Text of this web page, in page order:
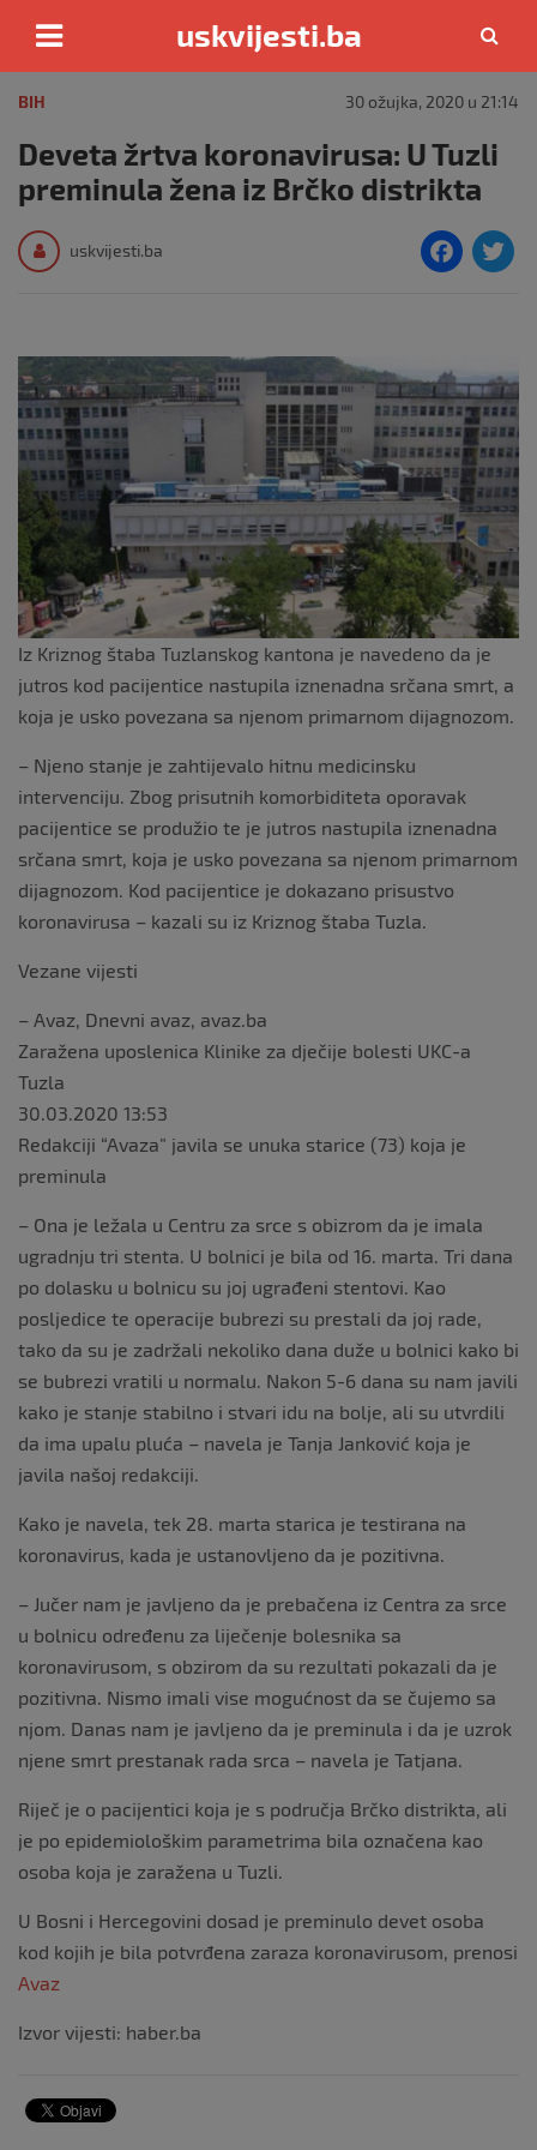
content
uskvijesti.ba
BIH 30 ožujka, 2020 u 21:14
Deveta žrtva koronavirusa: U Tuzli
preminula žena iz Brčko distrikta
uskvijesti.ba
F
e
b
o
o
k
Iz Kriznog štaba Tuzlanskog kantona je navedeno da je
jutros kod pacijentice nastupila iznenadna srčana smrt, a
koja je usko povezana sa njenom primarnom dijagnozom.
– Njeno stanje je zahtijevalo hitnu medicinsku
intervenciju. Zbog prisutnih komorbiditeta oporavak
pacijentice se produžio te je jutros nastupila iznenadna
srčana smrt, koja je usko povezana sa njenom primarnom
dijagnozom. Kod pacijentice je dokazano prisustvo
koronavirusa – kazali su iz Kriznog štaba Tuzla.
Vezane vijesti
– Avaz, Dnevni avaz, avaz.ba
Zaražena uposlenica Klinike za dječije bolesti UKC-a
Tuzla
30.03.2020 13:53
Redakciji “Avaza” javila se unuka starice (73) koja je
preminula
– Ona je ležala u Centru za srce s obizrom da je imala
ugradnju tri stenta. U bolnici je bila od 16. marta. Tri dana
po dolasku u bolnicu su joj ugrađeni stentovi. Kao
posljedice te operacije bubrezi su prestali da joj rade,
tako da su je zadržali nekoliko dana duže u bolnici kako bi
se bubrezi vratili u normalu. Nakon 5-6 dana su nam javili
kako je stanje stabilno i stvari idu na bolje, ali su utvrdili
da ima upalu pluća – navela je Tanja Janković koja je
javila našoj redakciji.
Kako je navela, tek 28. marta starica je testirana na
koronavirus, kada je ustanovljeno da je pozitivna.
– Jučer nam je javljeno da je prebačena iz Centra za srce
u bolnicu određenu za liječenje bolesnika sa
koronavirusom, s obzirom da su rezultati pokazali da je
pozitivna. Nismo imali vise mogućnost da se čujemo sa
njom. Danas nam je javljeno da je preminula i da je uzrok
njene smrt prestanak rada srca – navela je Tatjana.
Riječ je o pacijentici koja je s područja Brčko distrikta, ali
je po epidemiološkim parametrima bila označena kao
osoba koja je zaražena u Tuzli.
U Bosni i Hercegovini dosad je preminulo devet osoba
kod kojih je bila potvrđena zaraza koronavirusom, prenosi
Avaz
Izvor vijesti: haber.ba